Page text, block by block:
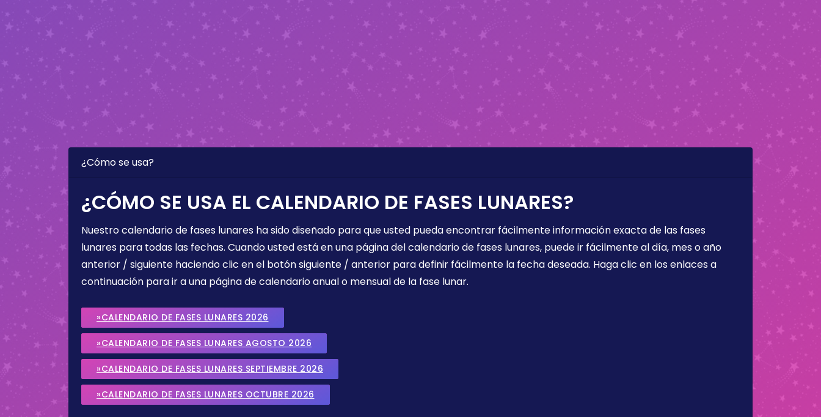
¿Cómo se usa?
¿CÓMO SE USA EL CALENDARIO DE FASES LUNARES?
Nuestro calendario de fases lunares ha sido diseñado para que usted pueda encontrar fácilmente información exacta de las fases
lunares para todas las fechas. Cuando usted está en una página del calendario de fases lunares, puede ir fácilmente al día, mes o año
anterior / siguiente haciendo clic en el botón siguiente / anterior para definir fácilmente la fecha deseada. Haga clic en los enlaces a
continuación para ir a una página de calendario anual o mensual de la fase lunar.
»CALENDARIO DE FASES LUNARES 2026
»CALENDARIO DE FASES LUNARES AGOSTO 2026
»CALENDARIO DE FASES LUNARES SEPTIEMBRE 2026
»CALENDARIO DE FASES LUNARES OCTUBRE 2026